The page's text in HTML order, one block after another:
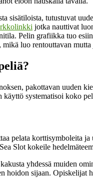
sisätiloista, tutustuvat
jotka nauttivat
Pelin grafiikka tuo
luo rentouttavan
pakottavan
systematisoi koko
pelata korttisymboleita
Slot kokeile
yhdessä muiden
hoidon sijaan. Opiskelijat